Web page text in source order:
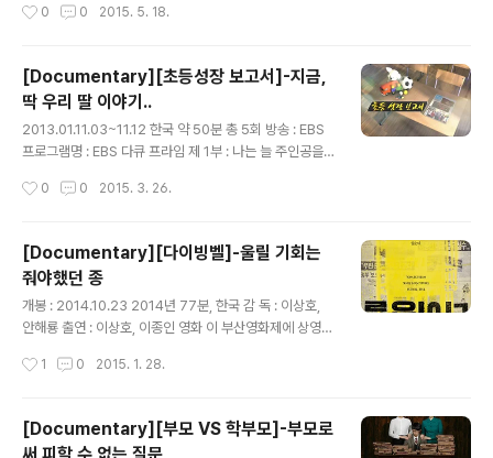
떤 어른이 되고 있는 걸까? 곧 어 전화기 속 아이들과 같은..
아하지 않더라도 상식선에서 야구를 아는 사람들에게도 김
로만 알고 있는 사람이지만 야구를 좋아하는 사람들에게는
정말 특별한 사람인 건 분명했다. 야구를 좋아하는 우리 도
련님은 김성근이 있어서 지루한 우리 나라 야구가 그래도
조금 더 스릴 있다고 말한 적이 있는데, 이 다큐멘터리에도
큼 그는 조금 특별해 보였다. 그의 특별한 아우라는 재일교
0 0 2015. 5. 18.
[Documentary][초등성장 보고서]-지금,
딱 우리 딸 이야기..
2013.01.11.03~11.12 한국 약 50분 총 5회 방송 : EBS
프로그램명 : EBS 다큐 프라임 제 1부 : 나는 늘 주인공을
의 놀이 제 3부 : 나도 날 모르겠어요-13세 사춘기제 4부 :
교 4학년의 학부모이니까 저학년과 고학년을 골고루 키우
고 있는 학부모.아이들의 생활에 대한 기억이라는 것이 내
가 저 나이 때 어떠했느냐 정보밖에 없으니 사실 조금은 학
부모로써의 노력은 스스로 방기하고 있는 부모인지도 모르
가 하지 못하는 상당히 많은 부분을 학교가 마을이 충당..
0 0 2015. 3. 26.
[Documentary][다이빙벨]-울릴 기회는
줘야했던 종
개봉 : 2014.10.23 2014년 77분, 한국 감 독 : 이상호,
안해룡 출연 : 이상호, 이종인 영화 이 부산영화제에 상영되
이어지고 있는데, 상주에서도 드디어 기회가 와서 관람할
해 있고 그 시작이 어디 인지를 묻는 모양새를 띄고 있어 이
영화에 대한 은근한 탄압과 압박은 현재까지도 이어지고
1 0 2015. 1. 28.
[Documentary][부모 VS 학부모]-부모로